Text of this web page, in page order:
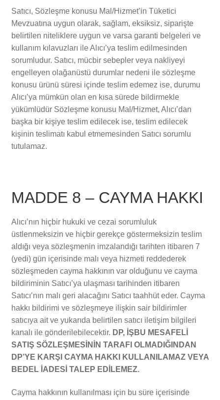
Satıcı, Sözleşme konusu Mal/Hizmet’in Tüketici
Mevzuatına uygun olarak, sağlam, eksiksiz, siparişte
belirtilen niteliklere uygun ve varsa garanti belgeleri ve
kullanım kılavuzları ile Alıcı’ya teslim edilmesinden
sorumludur. Satıcı, mücbir sebepler veya nakliyeyi
engelleyen olağanüstü durumlar nedeni ile sözleşme
konusu ürünü süresi içinde teslim edemez ise, durumu
Alıcı’ya mümkün olan en kısa sürede bildirmekle
yükümlüdür Sözleşme konusu Mal/Hizmet, Alıcı’dan
başka bir kişiye teslim edilecek ise, teslim edilecek
kişinin teslimatı kabul etmemesinden Satıcı sorumlu
tutulamaz.
MADDE 8 – CAYMA HAKKI
Alıcı’nın hiçbir hukuki ve cezai sorumluluk
üstlenmeksizin ve hiçbir gerekçe göstermeksizin teslim
aldığı veya sözleşmenin imzalandığı tarihten itibaren 7
(yedi) gün içerisinde malı veya hizmeti reddederek
sözleşmeden cayma hakkının var olduğunu ve cayma
bildiriminin Satıcı’ya ulaşması tarihinden itibaren
Satıcı’nın malı geri alacağını Satıcı taahhüt eder. Cayma
hakkı bildirimi ve sözleşmeye ilişkin sair bildirimler
satıcıya ait ve yukarıda belirtilen satıcı iletişim bilgileri
kanalı ile gönderilebilecektir. DP, İŞBU MESAFELİ
SATIŞ SÖZLEŞMESİNİN TARAFI OLMADIĞINDAN
DP’YE KARŞI CAYMA HAKKI KULLANILAMAZ VEYA
BEDEL İADESİ TALEP EDİLEMEZ.
Cayma hakkının kullanılması için bu süre içerisinde